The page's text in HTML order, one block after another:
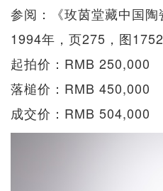
参阅：《玫茵堂藏中国陶
1994年，页275，图1752
起拍价：RMB 250,000
落槌价：RMB 450,000
成交价：RMB 504,000